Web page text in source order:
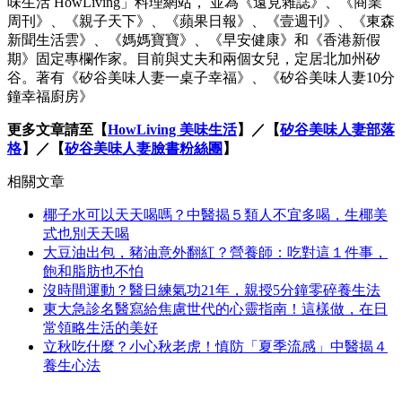
周刊》、《親子天下》、《蘋果日報》、《壹週刊》、《東森
新聞生活雲》、《媽媽寶寶》、《早安健康》和《香港新假
期》固定專欄作家。目前與丈夫和兩個女兒，定居北加州矽
谷。著有《矽谷美味人妻一桌子幸福》、《矽谷美味人妻10分
鐘幸福廚房》
更多文章請至【HowLiving 美味生活】／【矽谷美味人妻部落
格】／【矽谷美味人妻臉書粉絲團 】
相關文章
椰子水可以天天喝嗎？中醫揭５類人不宜多喝，生椰美
式也別天天喝
大豆油出包，豬油意外翻紅？營養師：吃對這１件事，
飽和脂肪也不怕
沒時間運動？醫日練氣功21年，親授5分鐘零碎養生法
東大急診名醫寫給焦慮世代的心靈指南！這樣做，在日
常領略生活的美好
立秋吃什麼？小心秋老虎！慎防「夏季流感」中醫揭４
養生心法